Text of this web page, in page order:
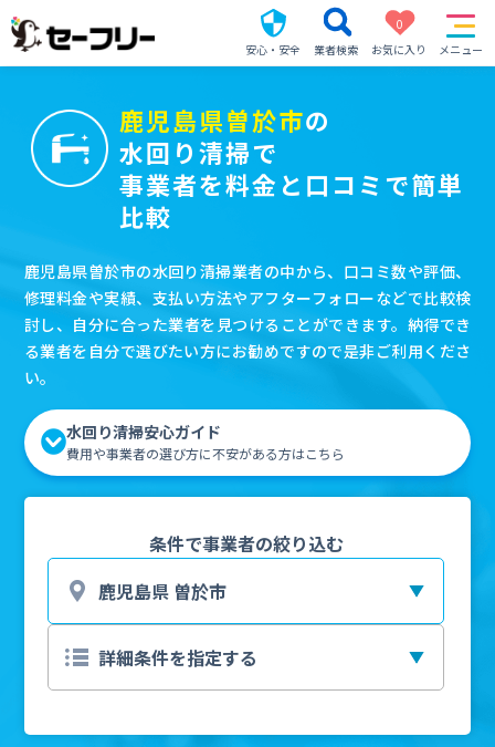
安心・安全 業者検索
0
お気に入り
メニュー
鹿児島県曽於市の
水回り清掃で
事業者を料金と口コミで簡単
比較
鹿児島県曽於市の水回り清掃業者の中から、口コミ数や評価、
修理料金や実績、支払い方法やアフターフォローなどで比較検
討し、自分に合った業者を見つけることができます。納得でき
る業者を自分で選びたい方にお勧めですので是非ご利用くださ
い。
水回り清掃安心ガイド
費用や事業者の選び方に不安がある方はこちら
条件で事業者の絞り込む